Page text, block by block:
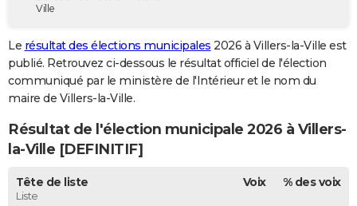
Destinations
City break
Voyage nature
Voyage de noces
Forum
GUIDES D'ACHAT
BONS PLANS
Carte de Noël
Carte Bonne année
Carte Saint-Valentin
Carte Pâques
Carte d'anniversaire
DICTIONNAIRE
Dictionnaire
Biographies
Citations
Expressions
Proverbes
PROGRAMME TV
Ville
Le résultat des élections municipales 2026 à Villers-la-Ville est
publié. Retrouvez ci-dessous le résultat officiel de l'élection
communiqué par le ministère de l'Intérieur et le nom du
maire de Villers-la-Ville.
Résultat de l'élection municipale 2026 à Villers-
la-Ville [DEFINITIF]
Tête de liste
Liste
Voix % des voix